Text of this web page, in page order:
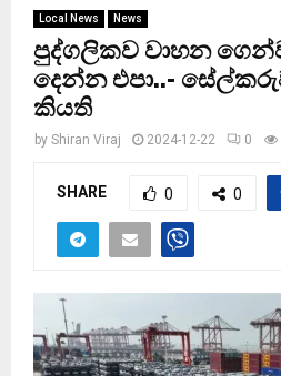
Local News News
පුද්ගලිකව වාහන
දෙන්න එපා..-
කියති
by Shiran Viraj 2024-12-22 0
SHARE 0 0